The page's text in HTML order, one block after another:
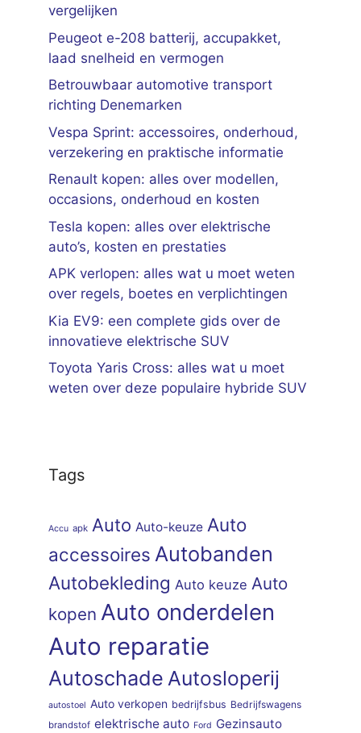
vergelijken
Peugeot e-208 batterij, accupakket,
laad snelheid en vermogen
Betrouwbaar automotive transport
richting Denemarken
Vespa Sprint: accessoires, onderhoud,
verzekering en praktische informatie
Renault kopen: alles over modellen,
occasions, onderhoud en kosten
Tesla kopen: alles over elektrische
auto’s, kosten en prestaties
APK verlopen: alles wat u moet weten
over regels, boetes en verplichtingen
Kia EV9: een complete gids over de
innovatieve elektrische SUV
Toyota Yaris Cross: alles wat u moet
weten over deze populaire hybride SUV
Tags
Accu apk Auto Auto-keuze Auto
accessoires Autobanden
Autobekleding Auto keuze Auto
kopen Auto onderdelen
Auto reparatie
Autoschade Autosloperij
autostoel Auto verkopen bedrijfsbus Bedrijfswagens
brandstof elektrische auto Ford Gezinsauto